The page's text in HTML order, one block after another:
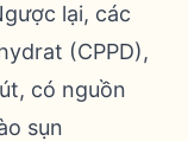
lại, các
(CPPD),
có nguồn
sụn